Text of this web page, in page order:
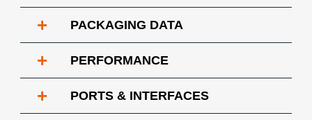
+ PACKAGING DATA
+ PERFORMANCE
+ PORTS & INTERFACES